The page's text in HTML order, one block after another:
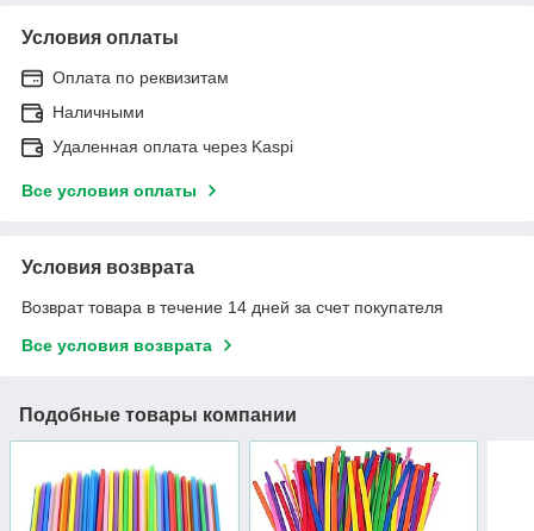
Условия оплаты
Оплата по реквизитам
Наличными
Удаленная оплата через Kaspi
Все условия оплаты
Условия возврата
Возврат товара в течение 14 дней за счет покупателя
Все условия возврата
Подобные товары компании